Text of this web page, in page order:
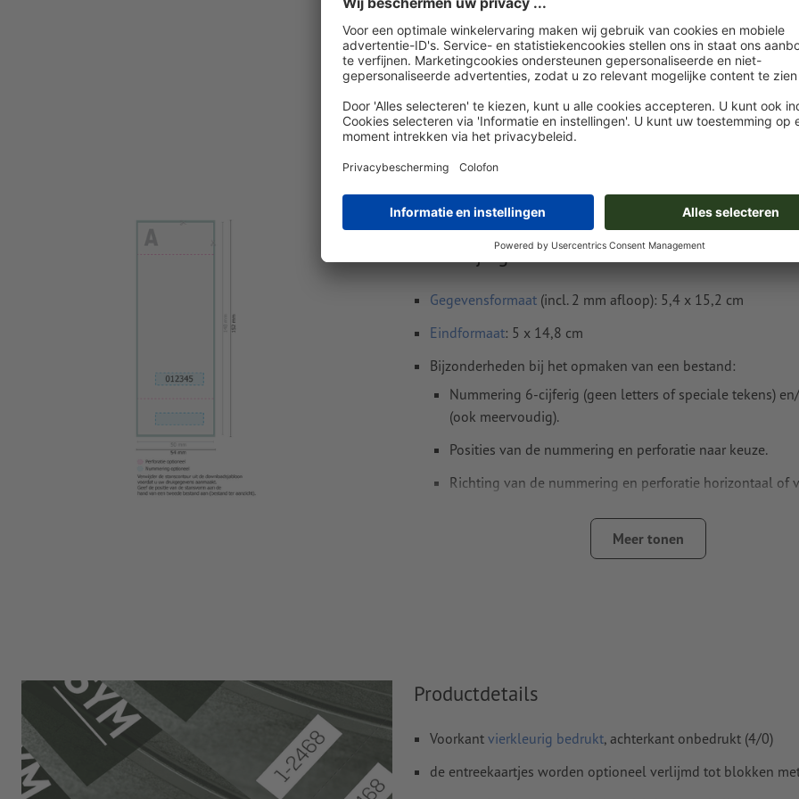
excl. btw
€ 54,27 €
Levering circa:
do. 13 aug. - ma. 17 aug.
Gewicht: ca.126 g
Instructies voor drukgegevens Entreekaarten,
enkelzijdig bedrukt
Gegevensformaat (incl. 2 mm afloop): 5,4 x 15,2 cm
Eindformaat: 5 x 14,8 cm
Bijzonderheden bij het opmaken van een bestand:
Nummering 6-cijferig (geen letters of speciale tekens)
(ook meervoudig).
Posities van de nummering en perforatie naar keuze.
Richting van de nummering en perforatie horizontaal of
Nummeringsveld ten minste 24 x 6 mm. Lettergrootte van
nummering: 12pt; fontkleur: zwart
Resolutie:300 dpi
4 mm afstand ten opzichte van het eindformaat
Lettertypesmoeten volledig worden ingesloten of omgezet
Meer tonen
Productdetails
Voorkant vierkleurig bedrukt, achterkant onbedrukt (4/0)
de entreekaartjes worden optioneel verlijmd tot blokken